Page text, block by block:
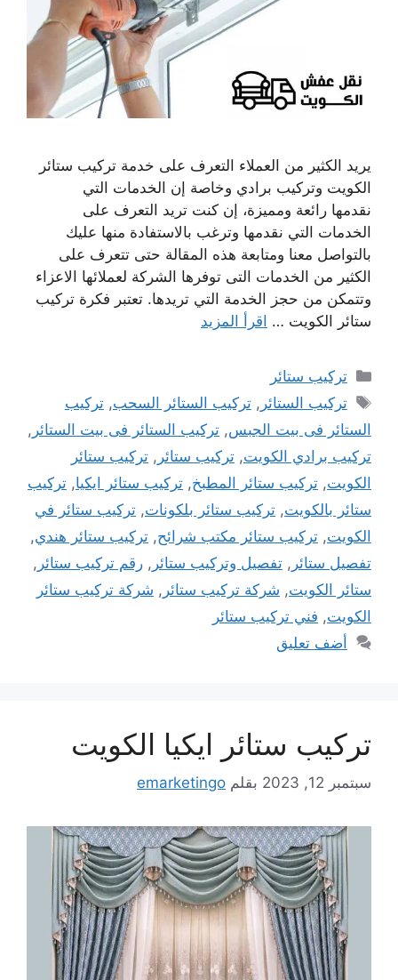
يريد الكثير من العملاء التعرف على خدمة تركيب ستائر
الكويت وتركيب برادي وخاصة إن الخدمات التي
نقدمها رائعة ومميزة، إن كنت تريد التعرف على
الخدمات التي نقدمها وترغب بالاستفادة منها عليك
بالتواصل معنا ومتابعة هذه المقالة حتى تتعرف على
الكثير من الخدمات التى توفرها الشركة لعملائها الاعزاء
وتتمكن من حجز الخدمة التي تريدها. تعتبر فكرة تركيب
ستائر الكويت … اقرأ المزيد
التصنيفات
تركيب ستائر
الوسوم
تركيب الستائر ,تركيب الستائر السحب,تركيب
الستائر فى بيت الجبس, تركيب الستائر فى بيت الستائر ,
تركيب برادي الكويت, تركيب ستائر , تركيب ستائر
الكويت, تركيب ستائر المطبخ, تركيب ستائر ايكيا, تركيب
ستائر بالكويت, تركيب ستائر بلكونات, تركيب ستائر في
الكويت, تركيب ستائر مكتب شرائح, تركيب ستائر هندي,
تفصيل ستائر , تفصيل وتركيب ستائر , رقم تركيب ستائر ,
ستائر الكويت, شركة تركيب ستائر , شركة تركيب ستائر
الكويت, فني تركيب ستائر
أضف تعليق
تركيب ستائر ايكيا الكويت
سبتمبر 12, 2023 بقلم emarketingo